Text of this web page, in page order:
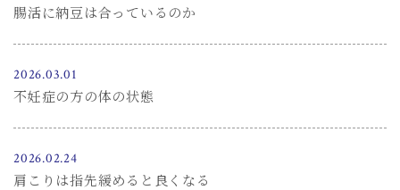
腸活に納豆は合っているのか
2026.03.01
不妊症の方の体の状態
2026.02.24
肩こりは指先緩めると良くなる